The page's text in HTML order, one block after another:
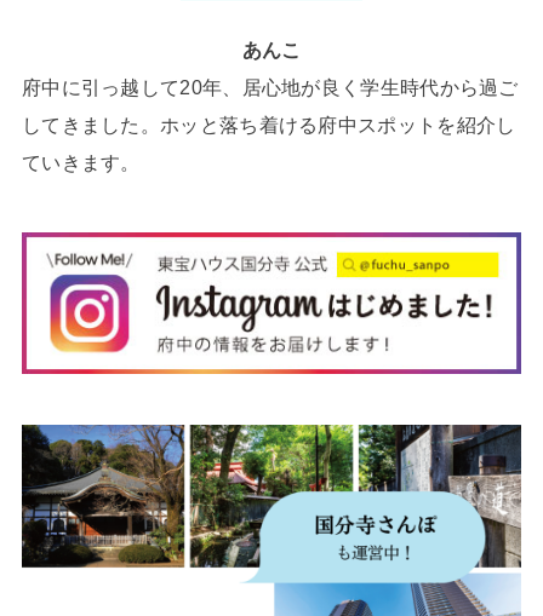
あんこ
府中に引っ越して20年、居心地が良く学生時代から過ご
してきました。ホッと落ち着ける府中スポットを紹介し
ていきます。